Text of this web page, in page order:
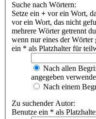
Suche nach Wörtern:
Setze ein + vor ein Wort,
vor ein Wort, das nicht
mehrere Wörter getrennt
wenn nur eines der Wörter
ein * als Platzhalter für
Nach allen
angegeben
Nach einem
Zu suchender Autor:
Benutze ein * als